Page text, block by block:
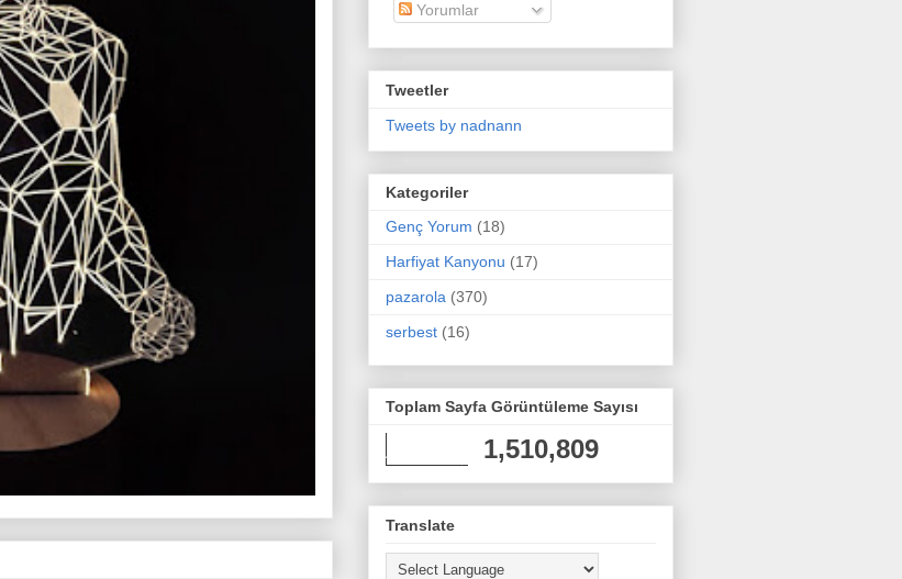
Yorumlar
Tweetler
Tweets by nadnann
Kategoriler
Genç Yorum (18)
Harfiyat Kanyonu (17)
pazarola (370)
serbest (16)
Toplam Sayfa Görüntüleme Sayısı
1,510,809
Translate